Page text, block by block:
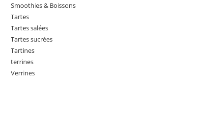
Smoothies & Boissons
Tartes
Tartes salées
Tartes sucrées
Tartines
terrines
Verrines